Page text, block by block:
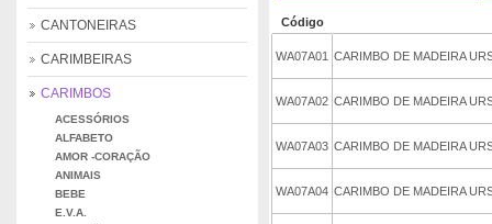
CANTONEIRAS
CARIMBEIRAS
CARIMBOS
ACESSÓRIOS
ALFABETO
AMOR -CORAÇÃO
ANIMAIS
BEBE
E.V.A.
Código
WA07A01 CARIMBO DE MADEIRA
WA07A02 CARIMBO DE MADEIRA
WA07A03 CARIMBO DE MADEIRA
WA07A04 CARIMBO DE MADEIRA